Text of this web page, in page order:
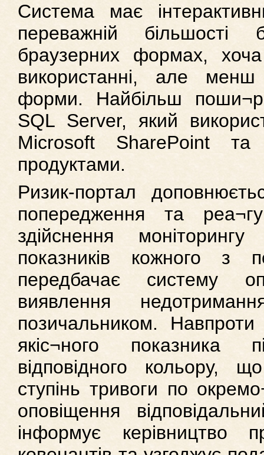
Система має
переважній більшості
браузерних формах,
використанні, але
форми. Найбільш
SQL Server, який
Microsoft SharePoint та
продуктами.
Ризик-портал
попередження та
здійснення
показників кожного з
передбачає систему
виявлення
позичальником. Навпроти
якіс¬ного показника
відповідного кольору,
ступінь тривоги по
оповіщення
інформує керівництво